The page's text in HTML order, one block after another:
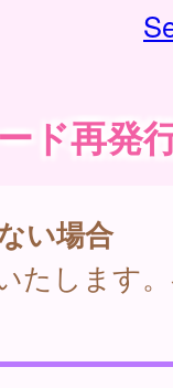
ド再発
い場合
たします